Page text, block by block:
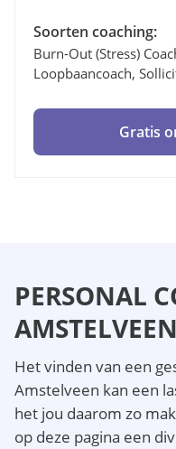
Soorten coaching:
Burn-Out (stress)
Loopbaancoach,
Gratis
PERSONAL
AMSTELVEEN
Het vinden van een
Amstelveen kan een
het jou daarom zo
op deze pagina een